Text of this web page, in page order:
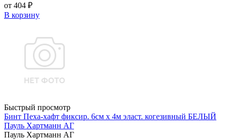
от 404 ₽
В корзину
Быстрый просмотр
Бинт Пеха-хафт фиксир. 6см х 4м эласт. когезивный БЕЛЫЙ
Пауль Хартманн AГ
Пауль Хартманн AГ